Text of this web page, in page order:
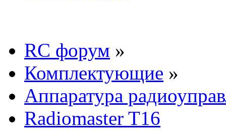
RC форум »
Комплектующие »
Аппаратура
Radiomaster T16